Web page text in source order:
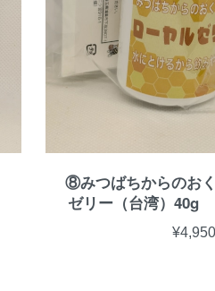
⑧みつばちからのお
ゼリー（台湾）40g
¥4,950